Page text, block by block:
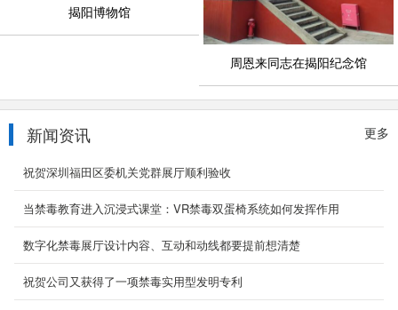
揭阳博物馆
周恩来同志在揭阳纪念馆
更多
新闻资讯
祝贺深圳福田区委机关党群展厅顺利验收
当禁毒教育进入沉浸式课堂：VR禁毒双蛋椅系统如何发挥作用
数字化禁毒展厅设计内容、互动和动线都要提前想清楚
祝贺公司又获得了一项禁毒实用型发明专利